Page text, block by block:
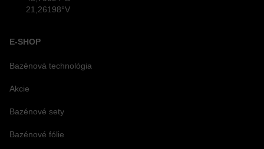
21,26198°V
E-SHOP
Bazénová technológia
Akcie
Bazénové sety
Bazénové fólie